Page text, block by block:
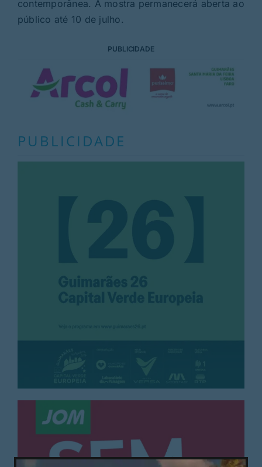
contemporânea. A mostra permanecerá aberta ao
público até 10 de julho.
PUBLICIDADE
PUBLICIDADE